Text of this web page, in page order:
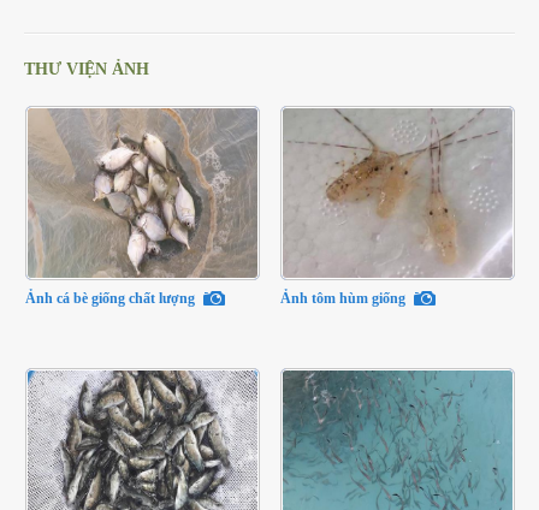
THƯ VIỆN ẢNH
Ảnh cá bè giống chất lượng Ảnh tôm hùm giống